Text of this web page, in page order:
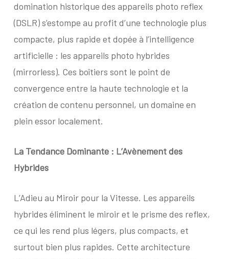
domination historique des appareils photo reflex
(DSLR) s’estompe au profit d’une technologie plus
compacte, plus rapide et dopée à l’intelligence
artificielle : les appareils photo hybrides
(mirrorless). Ces boîtiers sont le point de
convergence entre la haute technologie et la
création de contenu personnel, un domaine en
plein essor localement.
La Tendance Dominante : L’Avènement des
Hybrides
L’Adieu au Miroir pour la Vitesse. Les appareils
hybrides éliminent le miroir et le prisme des reflex,
ce qui les rend plus légers, plus compacts, et
surtout bien plus rapides. Cette architecture